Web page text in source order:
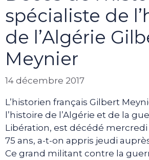
spécialiste de
de l’Algérie
Meynier
14 décembre 2017
L’historien français Gilbert
l’histoire de l’Algérie et de la
Libération, est décédé mercredi
75 ans, a-t-on appris jeudi
Ce grand militant contre la